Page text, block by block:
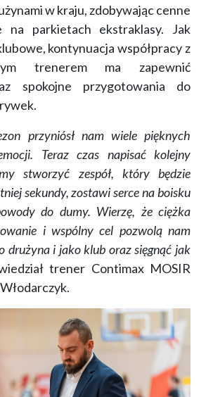
w kraju, zdobywając cenne
na parkietach ekstraklasy. Jak
kontynuacja współpracy z
trenerem ma zapewnić
spokojne przygotowania do
przyniósł nam wiele pięknych
Teraz czas napisać kolejny
stworzyć zespół, który będzie
sekundy, zostawi serce na boisku
do dumy. Wierzę, że ciężka
i wspólny cel pozwolą nam
drużyna i jako klub oraz sięgnąć jak
trener Contimax MOSIR